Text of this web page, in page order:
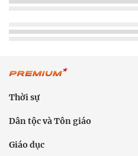
Thời sự
Dân tộc và Tôn giáo
Giáo dục